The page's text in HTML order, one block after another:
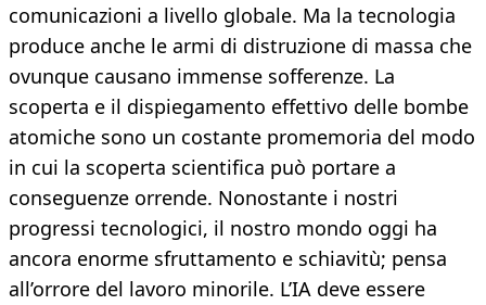
comunicazioni a livello globale. Ma la tecnologia
produce anche le armi di distruzione di massa che
ovunque causano immense sofferenze. La
scoperta e il dispiegamento effettivo delle bombe
atomiche sono un costante promemoria del modo
in cui la scoperta scientifica può portare a
conseguenze orrende. Nonostante i nostri
progressi tecnologici, il nostro mondo oggi ha
ancora enorme sfruttamento e schiavitù; pensa
all’orrore del lavoro minorile. L’IA deve essere